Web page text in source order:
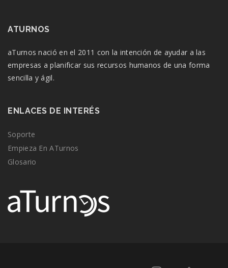
ATURNOS
aTurnos nació en el 2011 con la intención de ayudar a las
empresas a planificar sus recursos humanos de una forma
sencilla y ágil.
ENLACES DE INTERÉS
Soporte
Empieza En ATurnos
Glosario